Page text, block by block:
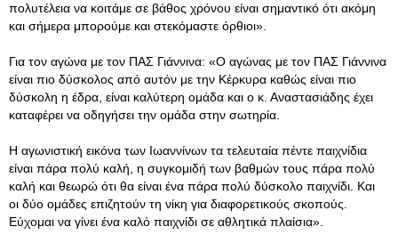
πολυτέλεια να κοιτάμε σε βάθος χρόνου είναι σημαντικό ότι ακόμη
και σήμερα μπορούμε και στεκόμαστε όρθιοι».
Για τον αγώνα με τον ΠΑΣ Γιάννινα: «Ο αγώνας με τον ΠΑΣ Γιάννινα
είναι πιο δύσκολος από αυτόν με την Κέρκυρα καθώς είναι πιο
δύσκολη η έδρα, είναι καλύτερη ομάδα και ο κ. Αναστασιάδης έχει
καταφέρει να οδηγήσει την ομάδα στην σωτηρία.
Η αγωνιστική εικόνα των Ιωαννίνων τα τελευταία πέντε παιχνίδια
είναι πάρα πολύ καλή, η συγκομιδή των βαθμών τους πάρα πολύ
καλή και θεωρώ ότι θα είναι ένα πάρα πολύ δύσκολο παιχνίδι. Και
οι δύο ομάδες επιζητούν τη νίκη για διαφορετικούς σκοπούς.
Εύχομαι να γίνει ένα καλό παιχνίδι σε αθλητικά πλαίσια».